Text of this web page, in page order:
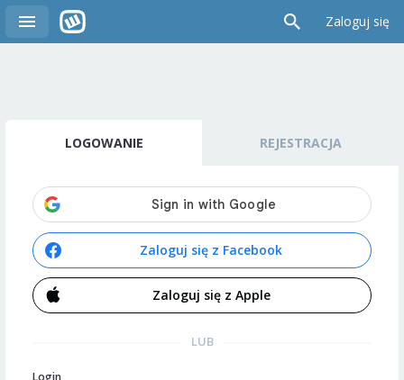
Zaloguj się
LOGOWANIE REJESTRACJA
Zaloguj się z Facebook
Zaloguj się z Apple
LUB
Login